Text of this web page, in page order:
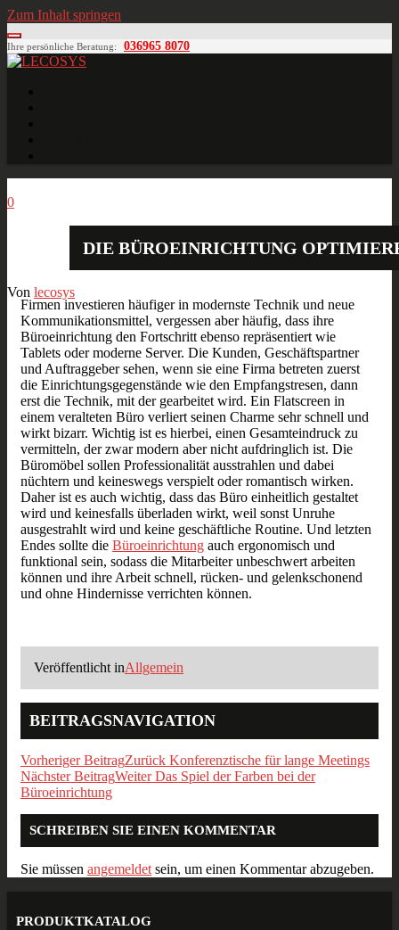
Zum Inhalt springen
Ihre persönliche Beratung: 036965 8070
0
DIE BÜROEINRICHTUNG
Von lecosys
Firmen investieren häufiger in modernste Technik und neue
Kommunikationsmittel, vergessen aber häufig, dass ihre
Büroeinrichtung den Fortschritt ebenso repräsentiert wie
Tablets oder moderne Server. Die Kunden, Geschäftspartner
und Auftraggeber sehen, wenn sie eine Firma betreten zuerst
die Einrichtungsgegenstände wie den Empfangstresen, dann
erst die Technik, mit der gearbeitet wird. Ein Flatscreen in
einem veralteten Büro verliert seinen Charme sehr schnell und
wirkt bizarr. Wichtig ist es hierbei, einen Gesamteindruck zu
vermitteln, der zwar modern aber nicht aufdringlich ist. Die
Büromöbel sollen Professionalität ausstrahlen und dabei
nüchtern und keineswegs verspielt oder romantisch wirken.
Daher ist es auch wichtig, dass das Büro einheitlich gestaltet
wird und keinesfalls überladen wirkt, weil sonst Unruhe
ausgestrahlt wird und keine geschäftliche Routine. Und letzten
Endes sollte die Büroeinrichtung auch ergonomisch und
funktional sein, sodass die Mitarbeiter unbeschwert arbeiten
können und ihre Arbeit schnell, rücken- und gelenkschonend
und ohne Hindernisse verrichten können.
Veröffentlicht inAllgemein
BEITRAGSNAVIGATION
Vorheriger BeitragZurück Konferenztische für lange Meetings
Nächster BeitragWeiter Das Spiel der Farben bei der
Büroeinrichtung
SCHREIBEN SIE EINEN KOMMENTAR
Sie müssen angemeldet sein, um einen Kommentar abzugeben.
PRODUKTKATALOG